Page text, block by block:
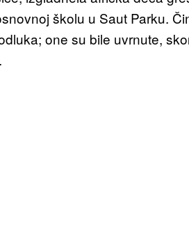
školu u Saut Parku.
one su bile uvrnute,